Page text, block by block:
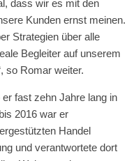
dass wir es mit den
Kunden ernst meinen.
Strategien über alle
Begleiter auf unserem
so Romar weiter.
fast zehn Jahre lang in
2016 war er
Handel
und verantwortete dort